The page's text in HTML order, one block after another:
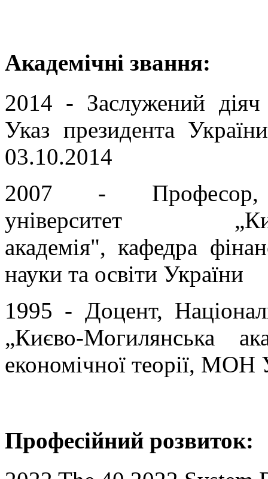
Академічні звання:
2014 - Заслужений діяч
Указ президента
03.10.2014
2007 - Професор,
університет
академія", кафедра
науки та освіти України
1995 - Доцент,
„Києво-Могилянська
економічної теорії, МОН
Професійний розвиток: